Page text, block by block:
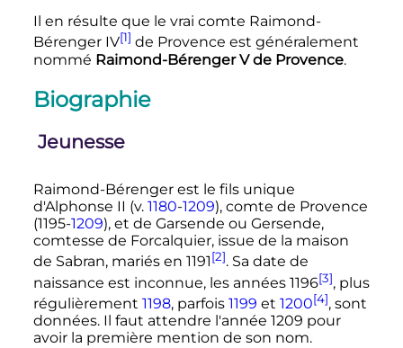
Il en résulte que le vrai comte Raimond-
Bérenger IV[1] de Provence est généralement
nommé Raimond-Bérenger Vde Provence.
Biographie
Jeunesse
Raimond-Bérenger est le fils unique
d'Alphonse II (v. 1180-1209), comte de Provence
(1195-1209), et de Garsende ou Gersende,
comtesse de Forcalquier, issue de la maison
de Sabran, mariés en 1191[2]. Sa date de
naissance est inconnue, les années 1196[3], plus
régulièrement 1198, parfois 1199 et 1200[4], sont
données. Il faut attendre l'année 1209 pour
avoir la première mention de son nom.